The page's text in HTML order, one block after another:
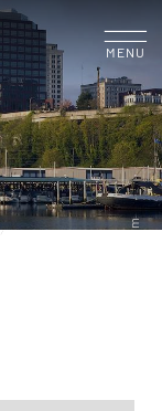
MENU